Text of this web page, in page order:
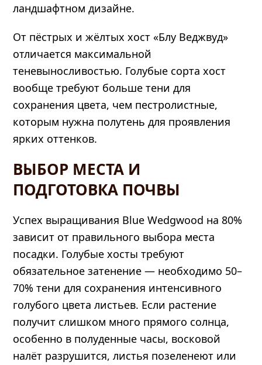
ландшафтном дизайне.
От пёстрых и жёлтых хост «Блу Веджвуд»
отличается максимальной
теневыносливостью. Голубые сорта хост
вообще требуют больше тени для
сохранения цвета, чем пестролистные,
которым нужна полутень для проявления
ярких оттенков.
ВЫБОР МЕСТА И
ПОДГОТОВКА ПОЧВЫ
Успех выращивания Blue Wedgwood на 80%
зависит от правильного выбора места
посадки. Голубые хосты требуют
обязательное затенение — необходимо 50–
70% тени для сохранения интенсивного
голубого цвета листьев. Если растение
получит слишком много прямого солнца,
особенно в полуденные часы, восковой
налёт разрушится, листья позеленеют или